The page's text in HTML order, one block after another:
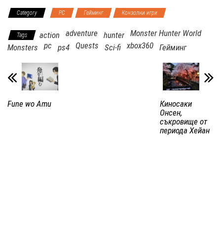
Category PC Гейминг Конзолни игри
Tags action adventure hunter Monster Hunter World
Monsters
pc ps4 Quests Sci-fi xbox360 Гейминг
Fune wo Amu
Киносаки
Онсен,
съкровище от
периода Хейан